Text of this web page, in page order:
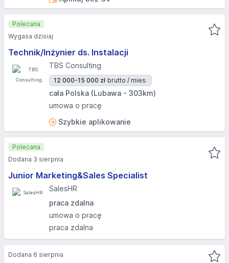
Technik/Inżynier ds. Instalacji
TBS Consulting
12 000-15 000 zł brutto / mies.
cała Polska (Lubawa - 303km)
umowa o pracę
Szybkie aplikowanie
Polecana
Wygasa dzisiaj
Junior Marketing&Sales Specialist
SalesHR
praca zdalna
umowa o pracę
praca zdalna
Polecana
Dodana 3 sierpnia
Dodana 6 sierpnia